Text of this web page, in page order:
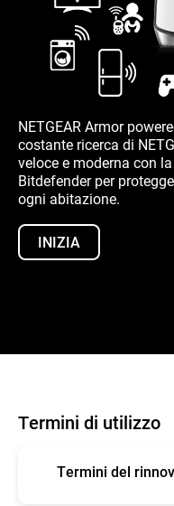
NETGEAR Armor
costante ricerca di
veloce e moderna con
Bitdefender per
ogni abitazione.
INIZIA
Termini di utilizzo
Termini del